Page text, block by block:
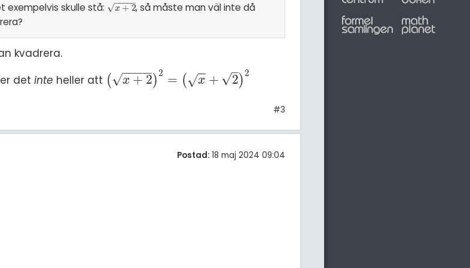
exempelvis skulle stå:
x + 2
− −
−−−
√
x+2
, så måste man väl inte då
kvadrera.
detinte heller att ( x + 2
− −
−−−
√ )2 = ( x
−
−
√ + 2
–
√ )2
( x+2) 2=(x+ 2)2
#3
Postad: 18 maj 2024 09:04